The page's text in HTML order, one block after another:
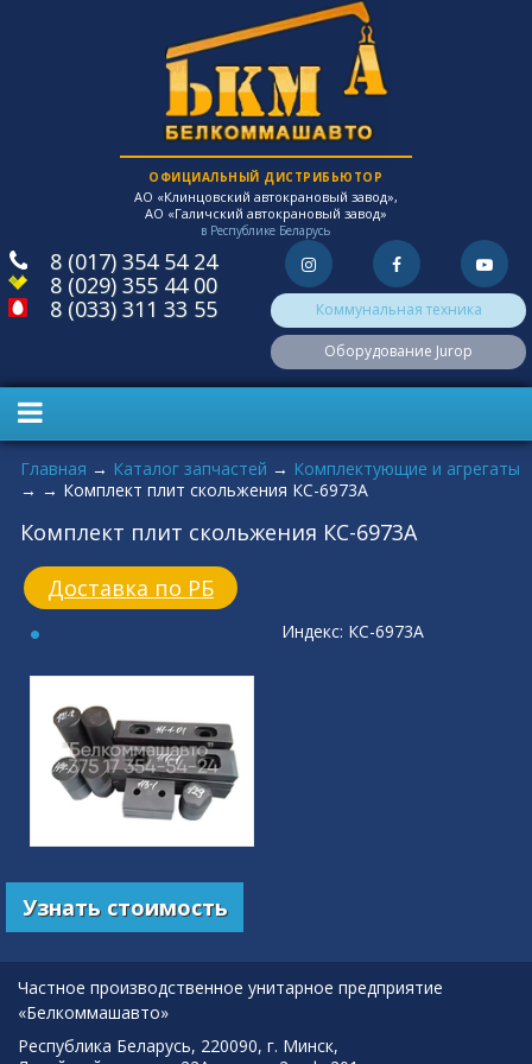
ОФИЦИАЛЬНЫЙ ДИСТРИБЬЮТОР
АО «Клинцовский автокрановый завод»,
АО «Галичский автокрановый завод»
в Республике Беларусь
8 (017) 354 54 24
8 (029) 355 44 00
8 (033) 311 33 55
Коммунальная техника
Оборудование Jurop
Вы здесь
Главная → Каталог запчастей → Комплектующие и агрегаты
→ → Комплект плит скольжения КС-6973А
Комплект плит скольжения КС-6973А
Доставка по РБ
Узнать стоимость
Индекс: КС-6973А
Частное производственное унитарное предприятие
«Белкоммашавто»
Республика Беларусь, 220090, г. Минск,